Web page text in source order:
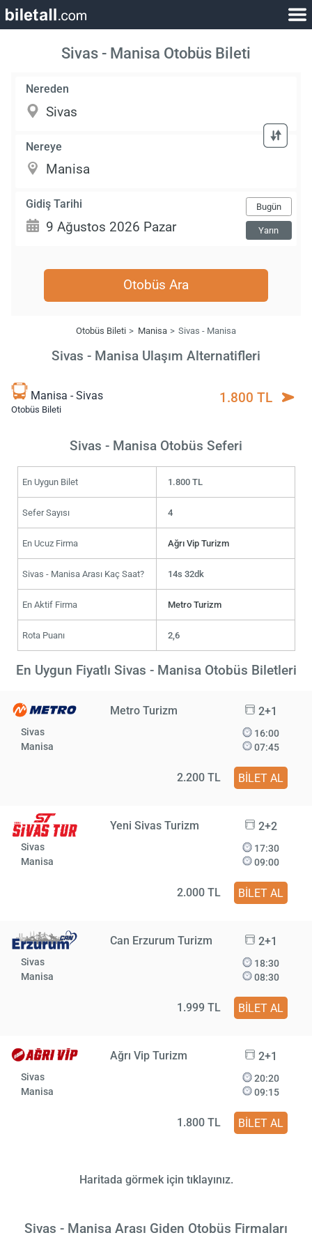
Sivas - Manisa Otobüs Bileti
Nereden
Nereye
Gidiş Tarihi Bugün
Yarın
Otobüs Ara
Otobüs Bileti Manisa Sivas - Manisa
Sivas - Manisa Ulaşım Alternatifleri
Manisa - Sivas
Otobüs Bileti
1.800 TL
Sivas - Manisa Otobüs Seferi
En Uygun Bilet 1.800 TL
Sefer Sayısı 4
En Ucuz Firma Ağrı Vip Turizm
Sivas - Manisa Arası Kaç Saat? 14s 32dk
En Aktif Firma Metro Turizm
Rota Puanı 2,6
En Uygun Fiyatlı Sivas - Manisa Otobüs Biletleri
Metro Turizm 2+1
Sivas
Manisa
16:00
07:45
2.200 TL BİLET AL
Yeni Sivas Turizm 2+2
Sivas
Manisa
17:30
09:00
2.000 TL BİLET AL
Can Erzurum Turizm 2+1
Sivas
Manisa
18:30
08:30
1.999 TL BİLET AL
Ağrı Vip Turizm 2+1
Sivas
Manisa
20:20
09:15
1.800 TL BİLET AL
Haritada görmek için tıklayınız.
Sivas - Manisa Arası Giden Otobüs Firmaları